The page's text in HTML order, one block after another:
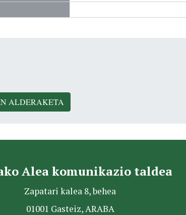
ALDERAKETA
Alea komunikazio taldea
Zapatari kalea 8, behea
01001 Gasteiz, ARABA